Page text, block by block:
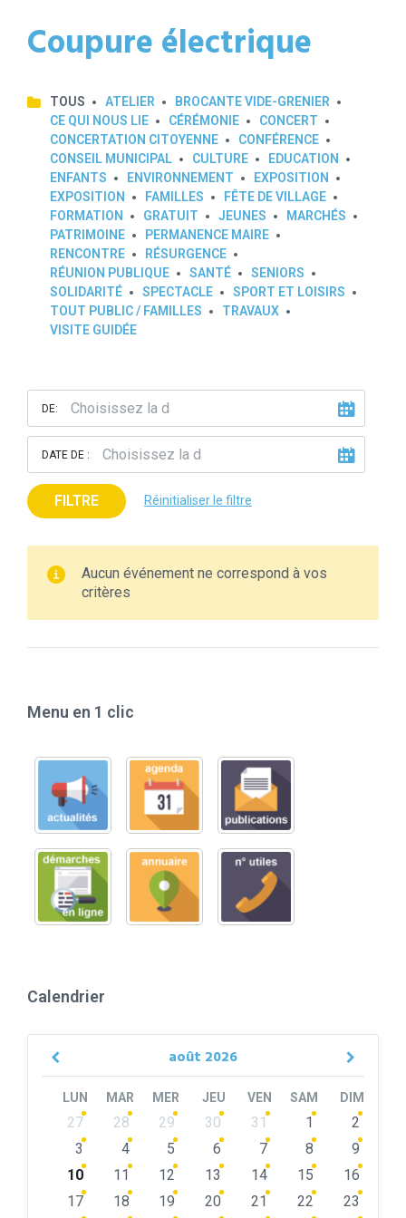
Coupure électrique
TOUS ATELIER
BROCANTE VIDE-GRENIER
CE QUI NOUS LIE
CÉRÉMONIE
CONCERT
CONCERTATION CITOYENNE
CONFÉRENCE
CONSEIL MUNICIPAL
CULTURE
EDUCATION
ENFANTS
ENVIRONNEMENT
EXPOSITION
EXPOSITION
FAMILLES
FÊTE DE VILLAGE
FORMATION
GRATUIT JEUNES
MARCHÉS
PATRIMOINE
PERMANENCE MAIRE
RENCONTRE
RÉSURGENCE
RÉUNION PUBLIQUE
SANTÉ
SENIORS
SOLIDARITÉ
SPECTACLE
SPORT ET LOISIRS
TOUT PUBLIC / FAMILLES
TRAVAUX
VISITE GUIDÉE
DE:
DATE DE :
FILTRE Réinitialiser le filtre
Aucun événement ne correspond à vos
critères
Menu en 1 clic
Calendrier
août 2026
Previous
LUN MAR MER JEU VEN SAM DIM
Skip
calendar
27 28 29 30 31 1
2
3
4 5 6 7 8
9
10
11 12 13 14 15
16
17
18 19 20 21 22
23